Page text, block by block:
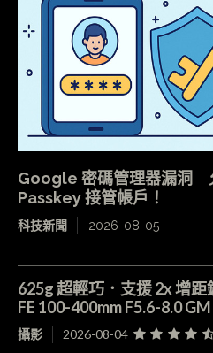
Google 密碼管理器漏洞
Passkey 接管帳戶！
科技新聞 2026-08-05
625g 超輕巧．支援 2x 增
FE 100-400mm F5.6-8.0
攝影 2026-08-04